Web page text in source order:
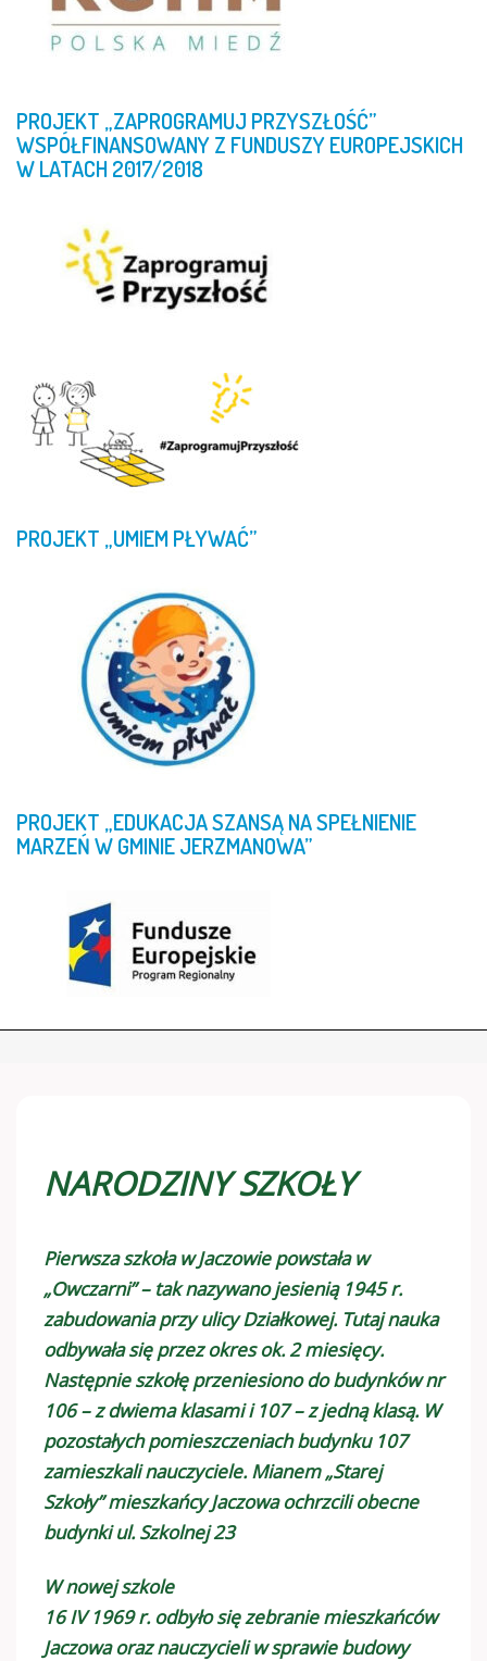
PROJEKT „ZAPROGRAMUJ PRZYSZŁOŚĆ”
WSPÓŁFINANSOWANYZ FUNDUSZYEUROPEJSKICH
WLATACH2017/2018
PROJEKT „UMIEMPŁYWAĆ”
PROJEKT „EDUKACJASZANSĄNASPEŁNIENIE
MARZEŃWGMINIEJERZMANOWA”
NARODZINY SZKOŁY
Pierwsza szkoła w Jaczowie powstała w
„Owczarni” – tak nazywano jesienią 1945 r.
zabudowania przy ulicy Działkowej. Tutaj nauka
odbywała się przez okres ok. 2 miesięcy.
Następnie szkołę przeniesiono do budynków nr
106 – z dwiema klasami i 107 – z jedną klasą. W
pozostałych pomieszczeniach budynku 107
zamieszkali nauczyciele. Mianem „Starej
Szkoły” mieszkańcy Jaczowa ochrzcili obecne
budynki ul. Szkolnej 23
W nowej szkole
16 IV 1969 r. odbyło się zebranie mieszkańców
Jaczowa oraz nauczycieli w sprawie budowy